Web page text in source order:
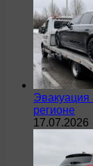
регионе
17.07.2026